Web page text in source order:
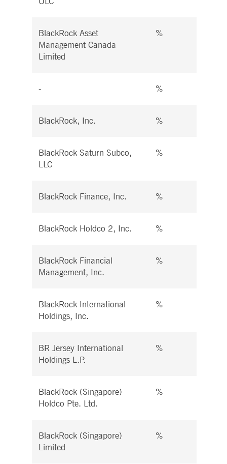
BlackRock Asset
Management Canada
Limited
%
- %
BlackRock, Inc. %
BlackRock Saturn Subco,
LLC
%
BlackRock Finance, Inc. %
BlackRock Holdco 2, Inc. %
BlackRock Financial
Management, Inc.
%
BlackRock International
Holdings, Inc.
%
BR Jersey International
Holdings L.P.
%
BlackRock (Singapore)
Holdco Pte. Ltd.
%
BlackRock (Singapore)
Limited
%